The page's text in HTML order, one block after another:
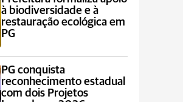
à biodiversidade e à
restauração ecológica em
PG
PG conquista
reconhecimento estadual
com dois Projetos